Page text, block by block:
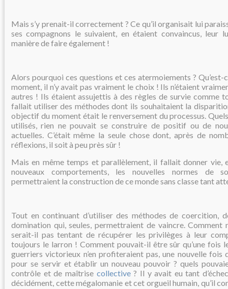
Mais s’y prenait-il correctement ? Ce qu’il organisait lui
ses compagnons le suivaient, en étaient convaincus,
manière de faire également !
Alors pourquoi ces questions et ces atermoiements ?
moment, il n’y avait pas vraiment le choix ! Ils n’étaient
autres ! Ils étaient assujettis à des règles de survie comme
fallait utiliser des méthodes dont ils souhaitaient la
objectif du moment était le renversement du processus.
utilisés, rien ne pouvait se construire de positif ou de
actuelles. C’était même la seule chose dont, après de
réflexions, il soit à peu près sûr !
Mais en même temps et parallèlement, il fallait donner vie,
nouveaux comportements, les nouvelles normes de
permettraient la construction de ce monde sans classe tant
Tout en continuant d’utiliser des méthodes de coercition,
domination qui, seules, permettraient de vaincre. Comment
serait-il pas tentant de récupérer les privilèges à leur
toujours le larron ! Comment pouvait-il être sûr qu’une fois
guerriers victorieux n’en profiteraient pas, une nouvelle fois
pour se servir et établir un nouveau pouvoir ? quels
contrôle et de maîtrise collective? Il y avait eu tant
décidément, cette mégalomanie et cet orgueil humain, qu’il